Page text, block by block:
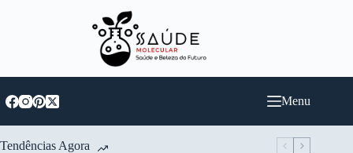
Menu
Tendências Agora